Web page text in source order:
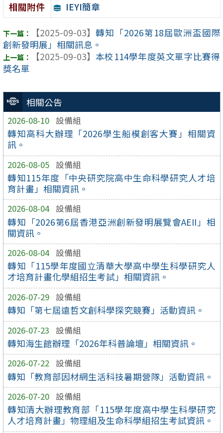
相關公告
2026-08-10 設備組
轉知高科大辦理「2026學生船模創客大賽」相關資
訊。
2026-08-05 設備組
轉知115年度「中央研究院高中生命科學研究人才培
育計畫」相關資訊。
2026-08-04 設備組
轉知「2026第6屆香港亞洲創新發明展覽會AEII」相
關資訊。
2026-08-04 設備組
轉知「115學年度國立清華大學高中學生科學研究人
才培育計畫化學組招生考試」相關資訊。
2026-07-29 設備組
轉知「第七屆遠哲文創科學探究競賽」活動資訊。
2026-07-23 設備組
轉知海生館辦理「2026年科普論壇」相關資訊。
2026-07-22 設備組
轉知「教育部因材網生活科技暑期營隊」活動資訊。
2026-07-20 設備組
轉知清大辦理教育部「115學年度高中學生科學研究
人才培育計畫」物理組及生命科學組招生考試資訊。
相關附件
IEYI簡章
【2025-09-03】 轉知「2026第18屆歐洲盃國際
創新發明展」相關訊息。
【2025-09-03】 本校114學年度英文單字比賽得
獎名單